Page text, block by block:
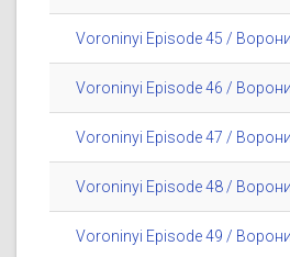
Voroninyi Episode 45 /
Voroninyi Episode 46 /
Voroninyi Episode 47 /
Voroninyi Episode 48 /
Voroninyi Episode 49 /